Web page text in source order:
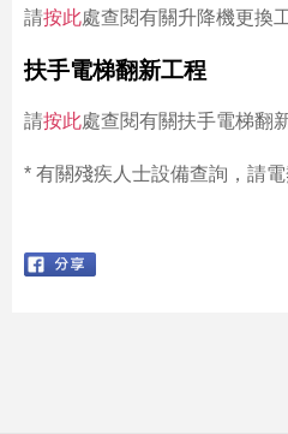
請按此處查閱有關升降機更換
扶手電梯翻新工程
請按此處查閱有關扶手電梯翻
* 有關殘疾人士設備查詢，請電